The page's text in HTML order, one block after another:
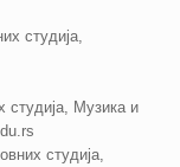
студија,
студија, Музика и
студија,